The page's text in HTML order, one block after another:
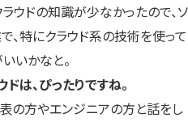
ウドの知識が少なかったので、ソ
、特にクラウド系の技術を使って
いかなと。
は、ぴったりですね。
の方やエンジニアの方と話をし